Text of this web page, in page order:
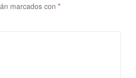
marcados con *